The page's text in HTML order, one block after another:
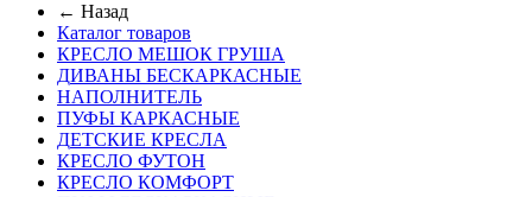
← Назад
Каталог товаров
КРЕСЛО МЕШОК ГРУША
ДИВАНЫ БЕСКАРКАСНЫЕ
НАПОЛНИТЕЛЬ
ПУФЫ КАРКАСНЫЕ
ДЕТСКИЕ КРЕСЛА
КРЕСЛО ФУТОН
КРЕСЛО КОМФОРТ